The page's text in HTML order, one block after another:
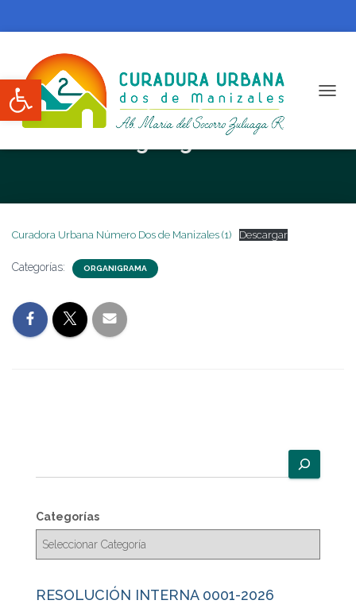
Abrir barra de herramientas
Organigrama
Curadora Urbana Número Dos de Manizales (1) Descargar
Categorías: ORGANIGRAMA
u
c
a
Categorías
RESOLUCIÓN INTERNA 0001-2026